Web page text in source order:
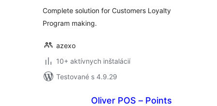
Complete solution for Customers Loyalty
Program making.
azexo
10+ aktívnych inštalácií
Testované s 4.9.29
Oliver POS – Points